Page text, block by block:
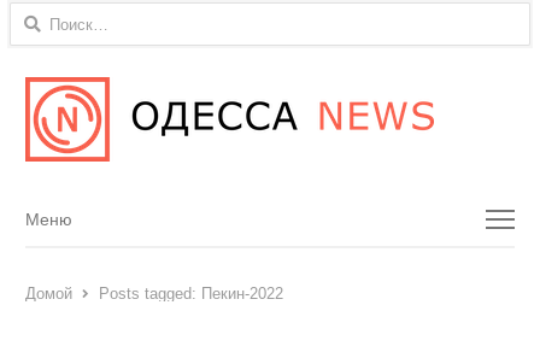
Найти:
Menu
Меню
Домой Posts tagged: Пекин-2022